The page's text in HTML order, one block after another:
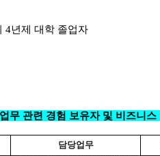
4년제 대학 졸업자
무 관련 경험 보유자 및 비즈니스
담당업무